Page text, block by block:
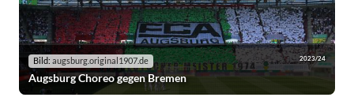
Bild: augsburg.original1907.de 2023/24
Augsburg Choreo gegen Bremen